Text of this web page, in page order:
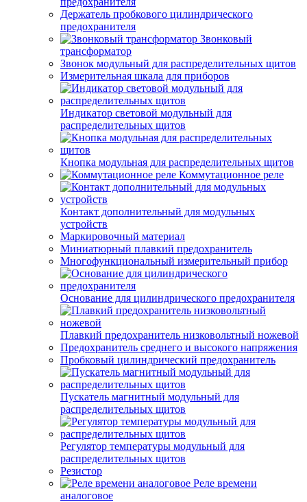
Держатель пробкового цилиндрического
предохранителя
Звонковый
трансформатор
Звонок модульный для распределительных щитов
Измерительная шкала для приборов
Индикатор световой модульный для
распределительных щитов
Кнопка модульная для распределительных щитов
Коммутационное реле
Контакт дополнительный для модульных
устройств
Маркировочный материал
Миниатюрный плавкий предохранитель
Многофункциональный измерительный прибор
Основание для цилиндрического предохранителя
Плавкий предохранитель низковольтный ножевой
Предохранитель среднего и высокого напряжения
Пробковый цилиндрический предохранитель
Пускатель магнитный модульный для
распределительных щитов
Регулятор температуры модульный для
распределительных щитов
Резистор
Реле времени
аналоговое